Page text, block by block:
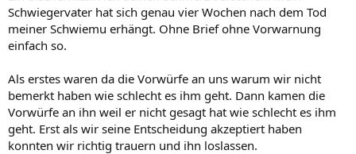
Schwiegervater hat sich genau vier Wochen nach dem Tod
meiner Schwiemu erhängt. Ohne Brief ohne Vorwarnung
einfach so.
Als erstes waren da die Vorwürfe an uns warum wir nicht
bemerkt haben wie schlecht es ihm geht. Dann kamen die
Vorwürfe an ihn weil er nicht gesagt hat wie schlecht es ihm
geht. Erst als wir seine Entscheidung akzeptiert haben
konnten wir richtig trauern und ihn loslassen.